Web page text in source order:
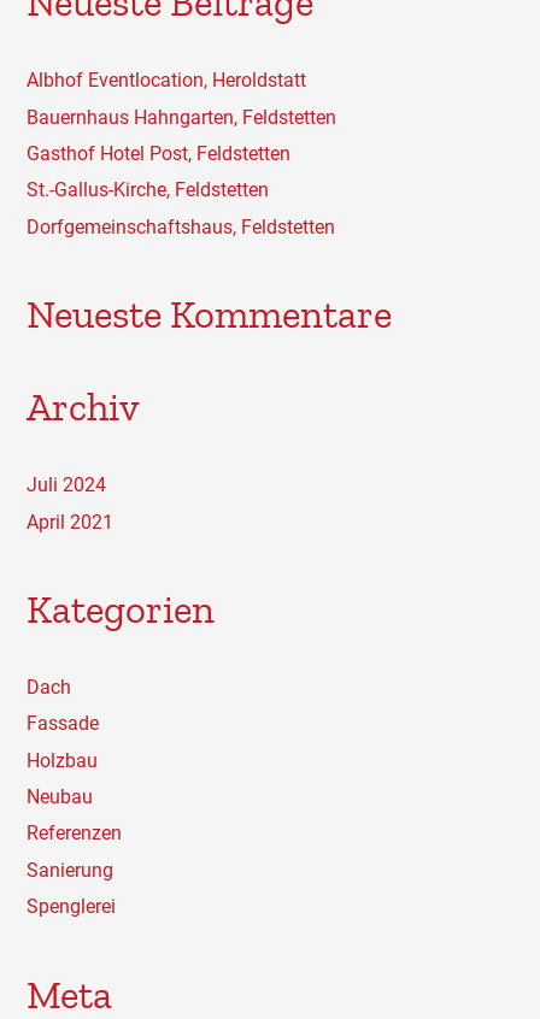
n
h
:
Albhof Eventlocation, Heroldstatt
Bauernhaus Hahngarten, Feldstetten
Gasthof Hotel Post, Feldstetten
St.-Gallus-Kirche, Feldstetten
Dorfgemeinschaftshaus, Feldstetten
Neueste Kommentare
Archiv
Juli 2024
April 2021
Kategorien
Dach
Fassade
Holzbau
Neubau
Referenzen
Sanierung
Spenglerei
Meta